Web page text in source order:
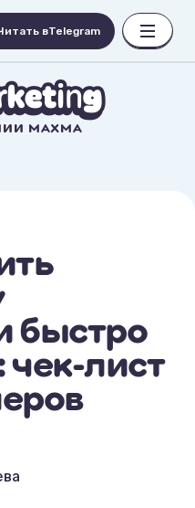
вTelegram
MAXMA
быстро
чек-лист